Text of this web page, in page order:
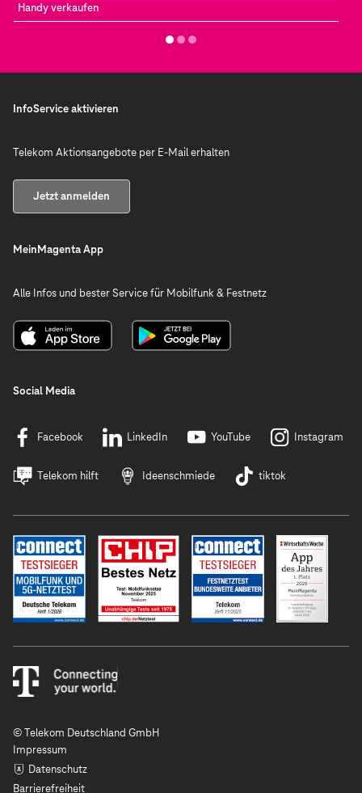
Handy verkaufen
InfoService aktivieren
Telekom Aktionsangebote per E-Mail erhalten
Jetzt anmelden
MeinMagenta App
Alle Infos und bester Service für Mobilfunk & Festnetz
Social Media
Facebook LinkedIn YouTube Instagram
Telekom hilft Ideenschmiede tiktok
© Telekom Deutschland GmbH
Impressum
Datenschutz
Barrierefreiheit